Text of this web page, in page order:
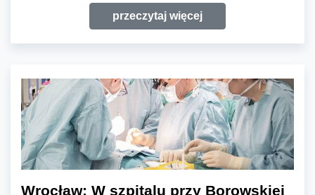
przeczytaj więcej
Wrocław: W szpitalu przy Borowskiej